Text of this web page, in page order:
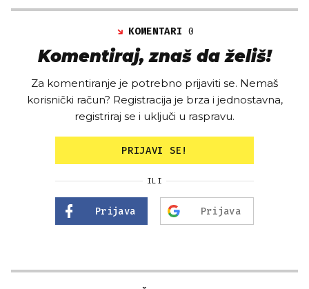
KOMENTARI0
Komentiraj, znaš da želiš!
Za komentiranje je potrebno prijaviti se. Nemaš
korisnički račun? Registracija je brza i jednostavna,
registriraj se i uključi u raspravu.
PRIJAVI SE!
ILI
Prijava Prijava